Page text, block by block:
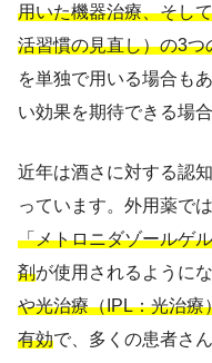
用いた機器治療、そし
活習慣の見直し）の3つ
を単独で用いる場合も
い効果を期待できる場
近年は酒さに対する認
っています。外用薬では
「メトロニダゾールゲ
剤が使用されるように
や光治療（IPL：光治療
有効で、多くの患者さ